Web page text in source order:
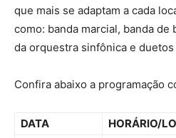
que mais se adaptam a cada
como: banda marcial, banda
da orquestra sinfônica e
Confira abaixo a programação
DATA HORÁRIO/